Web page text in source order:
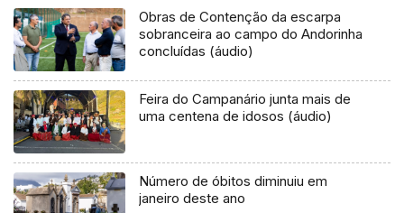
Obras de Contenção da escarpa
sobranceira ao campo do Andorinha
concluídas (áudio)
Feira do Campanário junta mais de
uma centena de idosos (áudio)
Número de óbitos diminuiu em
janeiro deste ano